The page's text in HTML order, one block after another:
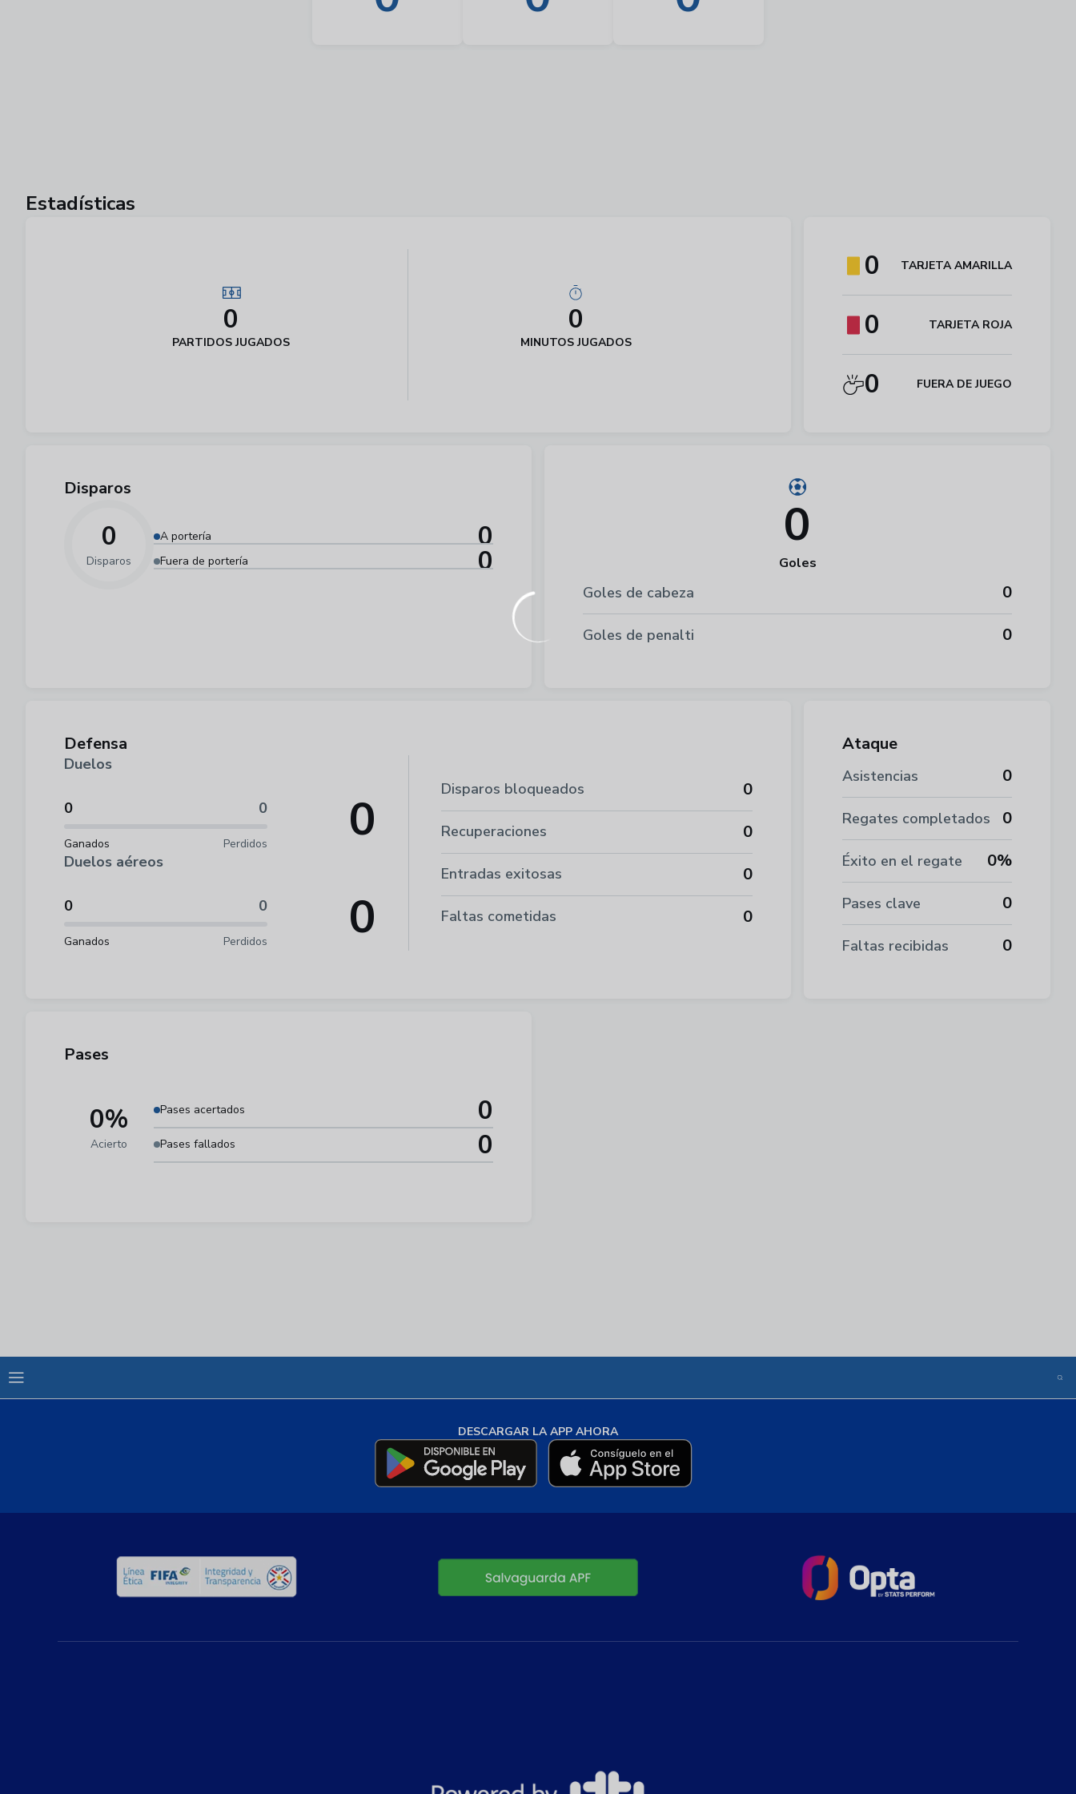
Estadísticas
0
PARTIDOS JUGADOS
0
MINUTOS JUGADOS
0
Goles
Goles de cabeza 0
Goles de penalti 0
Disparos
0
Disparos
A portería 0
Fuera de portería 0
Ataque
Asistencias 0
Regates completados 0
Éxito en el regate 0%
Pases clave 0
Faltas recibidas 0
0 TARJETA AMARILLA
0 TARJETA ROJA
0 FUERA DE JUEGO
Defensa
Duelos
0 0
Ganados Perdidos 0
Duelos aéreos
0 0
Ganados Perdidos 0
Disparos bloqueados 0
Recuperaciones 0
Entradas exitosas 0
Faltas cometidas 0
Pases
0%
Acierto
Pases acertados 0
Pases fallados 0
DESCARGAR LA APP AHORA